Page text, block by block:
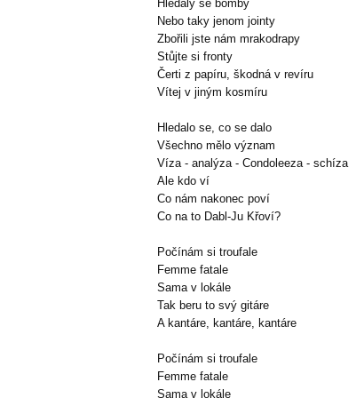
Hledaly se bomby
Nebo taky jenom jointy
Zbořili jste nám mrakodrapy
Stůjte si fronty
Čerti z papíru, škodná v revíru
Vítej v jiným kosmíru
Hledalo se, co se dalo
Všechno mělo význam
Víza - analýza - Condoleeza - schíza
Ale kdo ví
Co nám nakonec poví
Co na to Dabl-Ju Křoví?
Počínám si troufale
Femme fatale
Sama v lokále
Tak beru to svý gitáre
A kantáre, kantáre, kantáre
Počínám si troufale
Femme fatale
Sama v lokále